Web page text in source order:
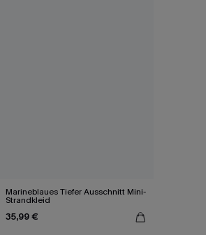
Marineblaues Tiefer Ausschnitt Mini-
Strandkleid
35,99 €